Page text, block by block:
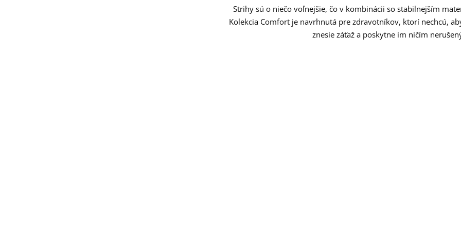
Strihy sú o niečo voľnejšie, čo v kombinácii so stabilnejším
Kolekcia Comfort je navrhnutá pre zdravotníkov, ktorí nechcú,
znesie záťaž a poskytne im ničím